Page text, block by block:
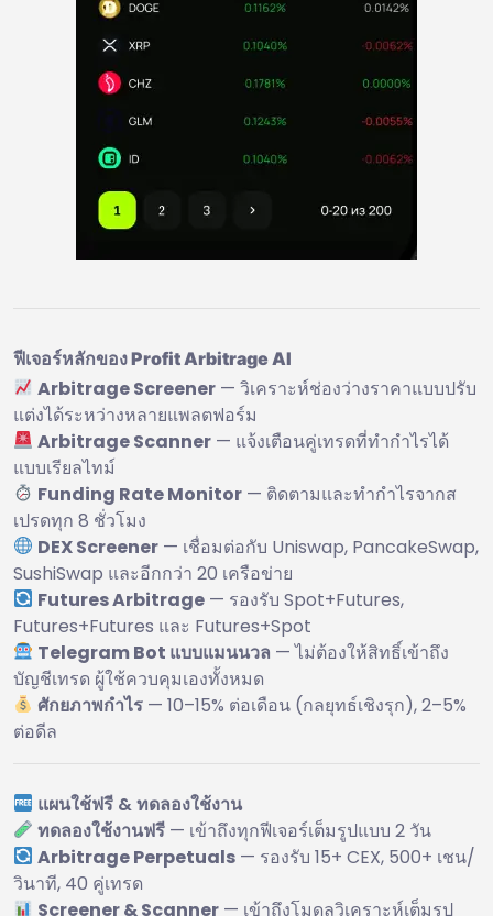
ฟีเจอร์หลักของ Profit Arbitrage AI
Arbitrage Screener — วิเคราะห์ช่องว่างราคาแบบปรับ
แต่งได้ระหว่างหลายแพลตฟอร์ม
Arbitrage Scanner — แจ้งเตือนคู่เทรดที่ทำกำไรได้
แบบเรียลไทม์
Funding Rate Monitor — ติดตามและทำกำไรจากส
เปรดทุก 8 ชั่วโมง
DEX Screener — เชื่อมต่อกับ Uniswap, PancakeSwap,
SushiSwap และอีกกว่า 20 เครือข่าย
Futures Arbitrage — รองรับ Spot+Futures,
Futures+Futures และ Futures+Spot
Telegram Bot แบบแมนนวล — ไม่ต้องให้สิทธิ์เข้าถึง
บัญชีเทรด ผู้ใช้ควบคุมเองทั้งหมด
ศักยภาพกำไร — 10–15% ต่อเดือน (กลยุทธ์เชิงรุก), 2–5%
ต่อดีล
แผนใช้ฟรี & ทดลองใช้งาน
ทดลองใช้งานฟรี — เข้าถึงทุกฟีเจอร์เต็มรูปแบบ 2 วัน
Arbitrage Perpetuals — รองรับ 15+ CEX, 500+ เชน/
วินาที, 40 คู่เทรด
Screener & Scanner — เข้าถึงโมดูลวิเคราะห์เต็มรูป